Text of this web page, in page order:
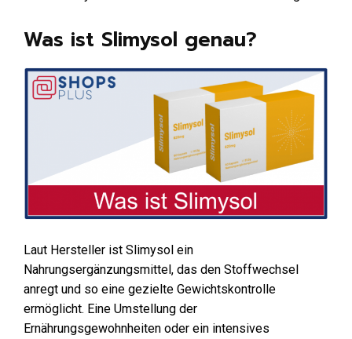
Was ist Slimysol genau?
Laut Hersteller ist Slimysol ein
Nahrungsergänzungsmittel, das den Stoffwechsel
anregt und so eine gezielte Gewichtskontrolle
ermöglicht. Eine Umstellung der
Ernährungsgewohnheiten oder ein intensives